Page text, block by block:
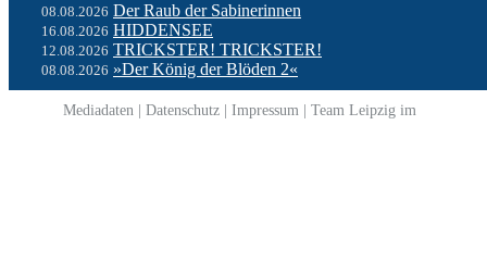
08.08.2026 Der Raub der Sabinerinnen
16.08.2026 HIDDENSEE
12.08.2026 TRICKSTER! TRICKSTER!
08.08.2026 »Der König der Blöden 2«
Mediadaten | Datenschutz | Impressum | Team Leipzig im